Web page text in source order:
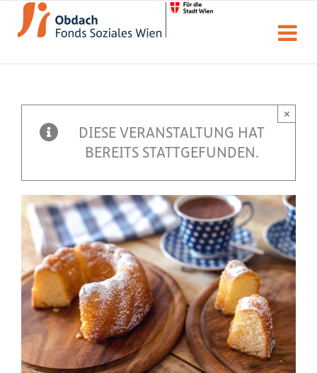
Inhalt
springen
DIESE VERANSTALTUNG HAT
BEREITS STATTGEFUNDEN.
×